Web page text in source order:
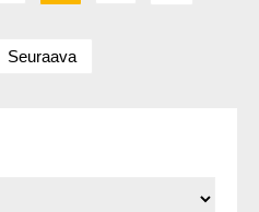
Seuraava